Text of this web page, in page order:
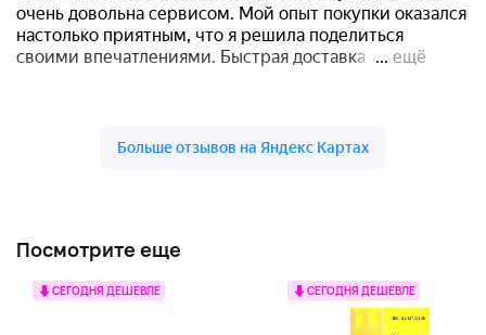
Посмотрите еще
СЕГОДНЯ ДЕШЕВЛЕ СЕГОДНЯ ДЕШЕВЛЕ